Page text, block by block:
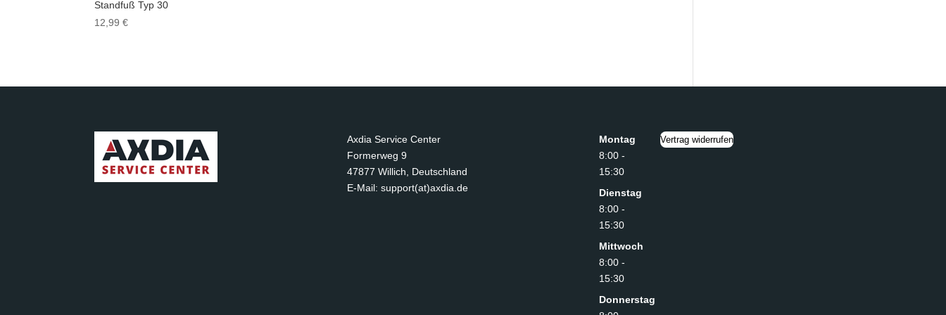
Standfuß Typ 30
12,99€
Axdia Service Center
Formerweg 9
47877 Willich
Deutschland
E-Mail: support(at)axdia.de
Montag
8:00 -
15:30
Dienstag
8:00 -
15:30
Mittwoch
8:00 -
15:30
Donnerstag
Vertrag widerrufen